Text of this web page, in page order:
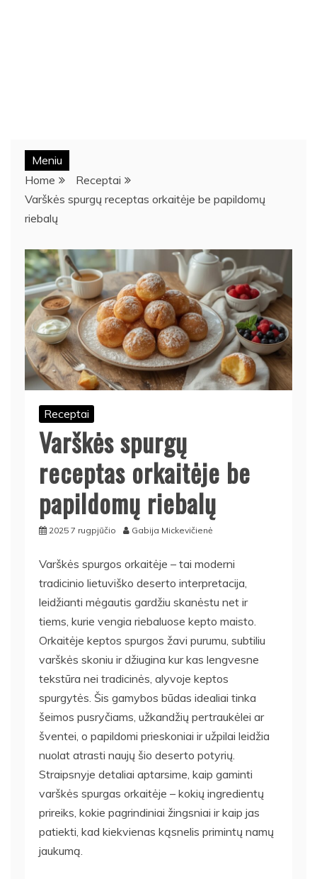
Meniu
Home
Receptai
Varškės spurgų receptas orkaitėje be papildomų
riebalų
Receptai
Varškės spurgų
receptas orkaitėje be
papildomų riebalų
2025 7 rugpjūčio Gabija Mickevičienė
Varškės spurgos orkaitėje – tai moderni
tradicinio lietuviško deserto interpretacija,
leidžianti mėgautis gardžiu skanėstu net ir
tiems, kurie vengia riebaluose kepto maisto.
Orkaitėje keptos spurgos žavi purumu, subtiliu
varškės skoniu ir džiugina kur kas lengvesne
tekstūra nei tradicinės, alyvoje keptos
spurgytės. Šis gamybos būdas idealiai tinka
šeimos pusryčiams, užkandžių pertraukėlei ar
šventei, o papildomi prieskoniai ir užpilai leidžia
nuolat atrasti naujų šio deserto potyrių.
Straipsnyje detaliai aptarsime, kaip gaminti
varškės spurgas orkaitėje – kokių ingredientų
prireiks, kokie pagrindiniai žingsniai ir kaip jas
patiekti, kad kiekvienas kąsnelis primintų namų
jaukumą.